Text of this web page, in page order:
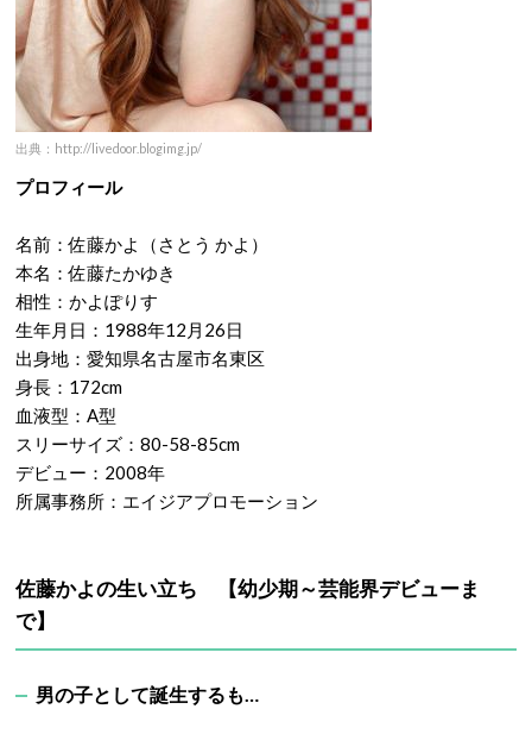
出典：http://livedoor.blogimg.jp/
プロフィール
名前：佐藤かよ（さとう かよ）
本名：佐藤たかゆき
相性：かよぽりす
生年月日：1988年12月26日
出身地：愛知県名古屋市名東区
身長：172cm
血液型：A型
スリーサイズ：80-58-85cm
デビュー：2008年
所属事務所：エイジアプロモーション
佐藤かよの生い立ち 【幼少期～芸能界デビューま
で】
男の子として誕生するも…